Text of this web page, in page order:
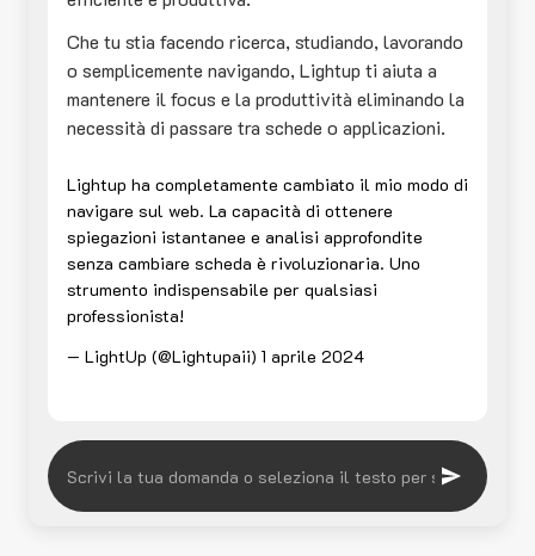
Che tu stia facendo ricerca, studiando, lavorando
o semplicemente navigando, Lightup ti aiuta a
mantenere il focus e la produttività eliminando la
necessità di passare tra schede o applicazioni.
Lightup ha completamente cambiato il mio modo di
navigare sul web. La capacità di ottenere
spiegazioni istantanee e analisi approfondite
senza cambiare scheda è rivoluzionaria. Uno
strumento indispensabile per qualsiasi
professionista!
— LightUp (@Lightupaii) 1 aprile 2024